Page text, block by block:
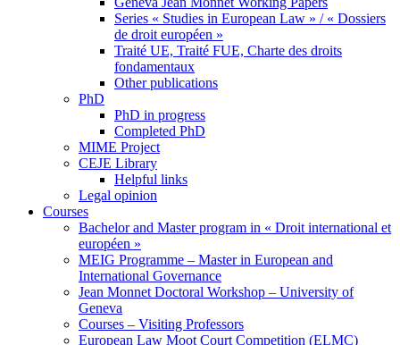
Series « Studies in European Law » / « Dossiers
de droit européen »
Traité UE, Traité FUE, Charte des droits
fondamentaux
Other publications
PhD
PhD in progress
Completed PhD
MIME Project
CEJE Library
Helpful links
Legal opinion
Courses
Bachelor and Master program in « Droit international et
européen »
MEIG Programme – Master in European and
International Governance
Jean Monnet Doctoral Workshop – University of
Geneva
Courses – Visiting Professors
European Law Moot Court Competition (ELMC)